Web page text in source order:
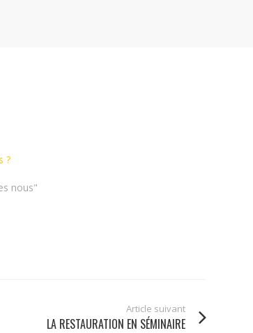
?
nous"
Article suivant
LA RESTAURATION EN SÉMINAIRE